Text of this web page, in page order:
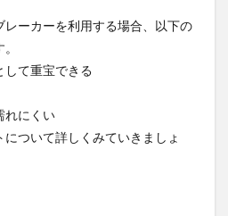
ーカーを利用する場合、以下の
して重宝できる
れにくい
ついて詳しくみていきましょ